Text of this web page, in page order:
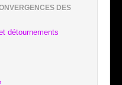
DES
détournements